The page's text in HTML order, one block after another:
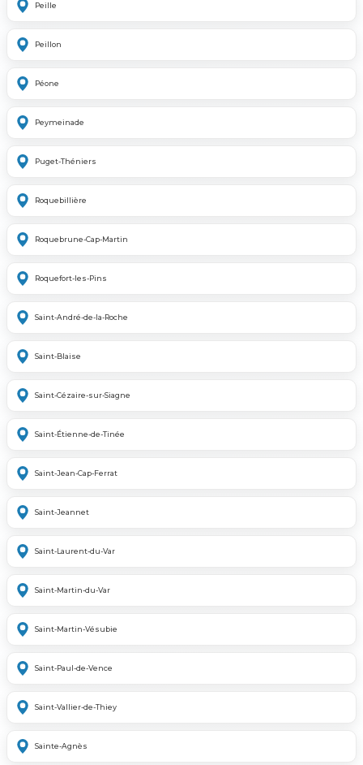
Peille
Peillon
Péone
Peymeinade
Puget-Théniers
Roquebillière
Roquebrune-Cap-Martin
Roquefort-les-Pins
Saint-André-de-la-Roche
Saint-Blaise
Saint-Cézaire-sur-Siagne
Saint-Étienne-de-Tinée
Saint-Jean-Cap-Ferrat
Saint-Jeannet
Saint-Laurent-du-Var
Saint-Martin-du-Var
Saint-Martin-Vésubie
Saint-Paul-de-Vence
Saint-Vallier-de-Thiey
Sainte-Agnès